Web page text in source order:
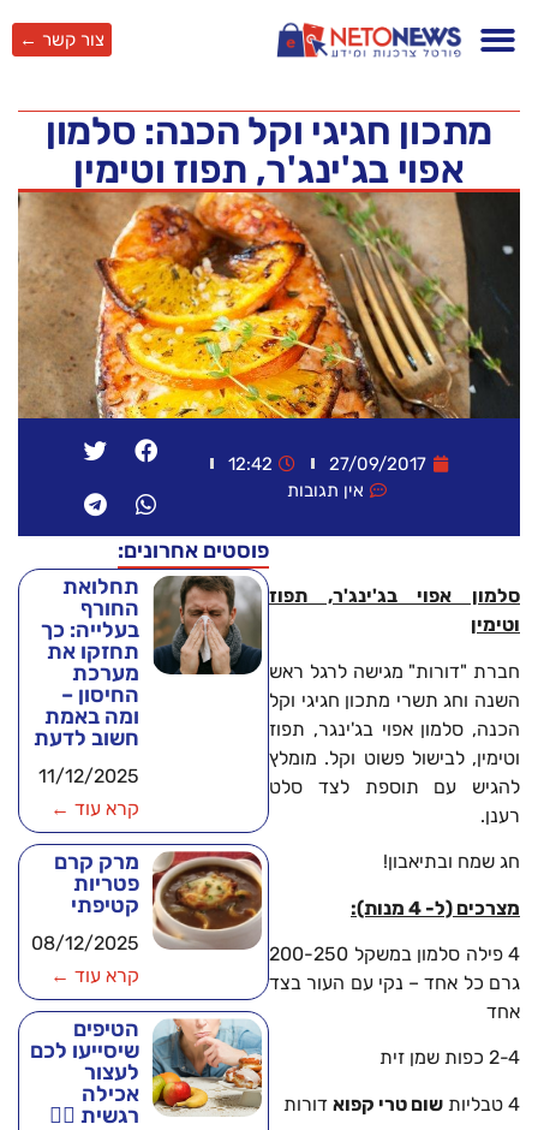
צור קשר ←
מתכון חגיגי וקל הכנה: סלמון
אפוי בג'ינג'ר, תפוז וטימין
27/09/2017
12:42
אין תגובות
סלמון אפוי בג'ינג'ר, תפוז
וטימין
חברת "דורות" מגישה לרגל ראש
השנה וחג תשרי מתכון חגיגי וקל
הכנה, סלמון אפוי בג'ינגר, תפוז
וטימין, לבישול פשוט וקל. מומלץ
להגיש עם תוספת לצד סלט
רענן.
חג שמח ובתיאבון!
מצרכים (ל- 4 מנות):
4 פילה סלמון במשקל 200-250
גרם כל אחד – נקי עם העור בצד
אחד
2-4 כפות שמן זית
4 טבליות שום טרי קפוא דורות
פוסטים אחרונים:
תחלואת
החורף
בעלייה: כך
תחזקו את
מערכת
החיסון –
ומה באמת
חשוב לדעת
11/12/2025
קרא עוד ←
מרק קרם
פטריות
קטיפתי
08/12/2025
קרא עוד ←
הטיפים
שיסייעו לכם
לעצור
אכילה
רגשית 🧘‍♂️